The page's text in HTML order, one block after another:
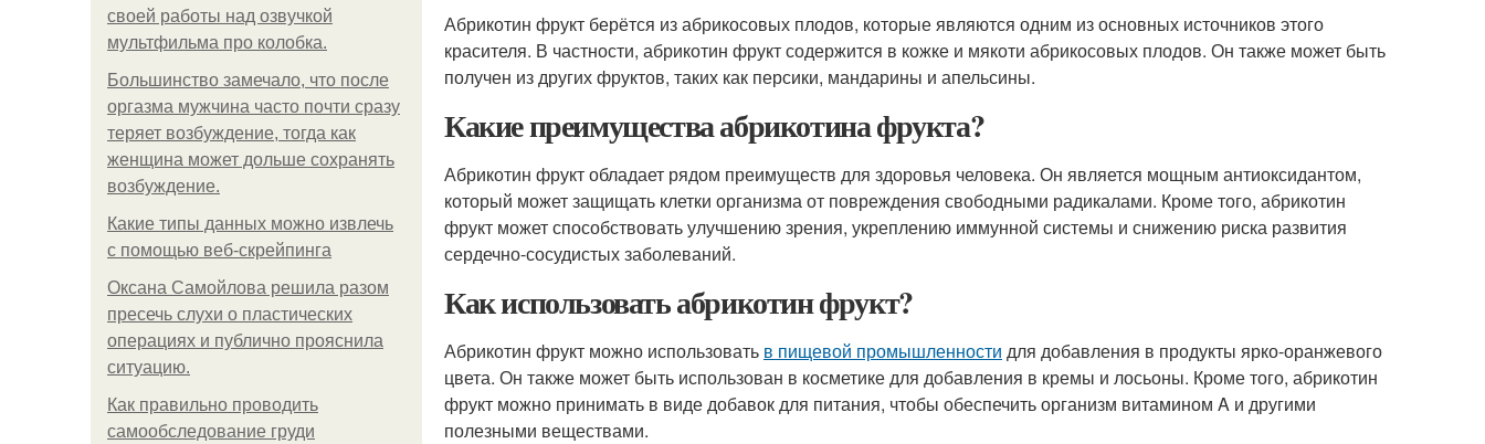
своей работы над озвучкой
мультфильма про колобка.
Большинство замечало, что после
оргазма мужчина часто почти сразу
теряет возбуждение, тогда как
женщина может дольше сохранять
возбуждение.
Какие типы данных можно извлечь
с помощью веб-скрейпинга
Оксана Самойлова решила разом
пресечь слухи о пластических
операциях и публично прояснила
ситуацию.
Как правильно проводить
самообследование груди
Абрикотин фрукт берётся из абрикосовых плодов, которые являются одним из основных источников этого
красителя. В частности, абрикотин фрукт содержится в кожке и мякоти абрикосовых плодов. Он также может быть
получен из других фруктов, таких как персики, мандарины и апельсины.
Какие преимущества абрикотина фрукта?
Абрикотин фрукт обладает рядом преимуществ для здоровья человека. Он является мощным антиоксидантом,
который может защищать клетки организма от повреждения свободными радикалами. Кроме того, абрикотин
фрукт может способствовать улучшению зрения, укреплению иммунной системы и снижению риска развития
сердечно-сосудистых заболеваний.
Как использовать абрикотин фрукт?
Абрикотин фрукт можно использовать в пищевой промышленности для добавления в продукты ярко-оранжевого
цвета. Он также может быть использован в косметике для добавления в кремы и лосьоны. Кроме того, абрикотин
фрукт можно принимать в виде добавок для питания, чтобы обеспечить организм витамином A и другими
полезными веществами.